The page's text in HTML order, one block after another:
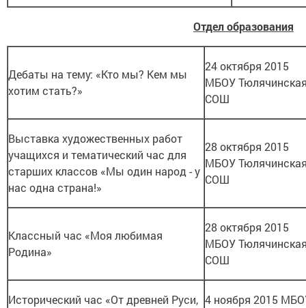
Отдел образования
Дебаты на тему: «Кто мы? Кем мы
хотим стать?»
24 октября 2015
МБОУ
СОШ
Выставка художественных работ
учащихся и тематический час для
старших классов «Мы один народ - у
нас одна страна!»
28 октября 2015
МБОУ
СОШ
Классный час «Моя любимая
Родина»
28 октября 2015
МБОУ
СОШ
Исторический час «От древней Руси, 4 ноября 2015